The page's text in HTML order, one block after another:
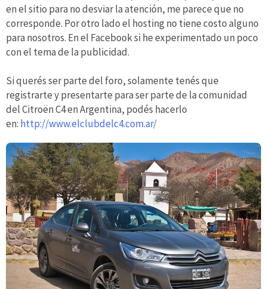
en el sitio para no desviar la atención, me parece que no
corresponde. Por otro lado el hosting no tiene costo alguno
para nosotros. En el Facebook si he experimentado un poco
con el tema de la publicidad.
Si querés ser parte del foro, solamente tenés que
registrarte y presentarte para ser parte de la comunidad
del Citroën C4 en Argentina, podés hacerlo
en: http://www.elclubdelc4.com.ar/